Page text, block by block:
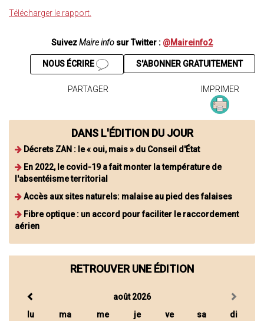
Télécharger le rapport.
SuivezMaire info sur Twitter : @Maireinfo2
S'ABONNER GRATUITEMENT
NOUS ÉCRIRE
PARTAGER IMPRIMER
DANS L'ÉDITION DU JOUR
Décrets ZAN : le « oui, mais » du Conseil d'État
En 2022, le covid-19 a fait monter la température de
l'absentéisme territorial
Accès aux sites naturels: malaise au pied des falaises
Fibre optique : un accord pour faciliter le raccordement
aérien
RETROUVER UNE ÉDITION
août 2026
lu
ma me je ve sa di